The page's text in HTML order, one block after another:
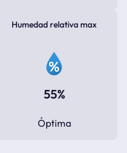
Humedad relativa max
55%
Óptima